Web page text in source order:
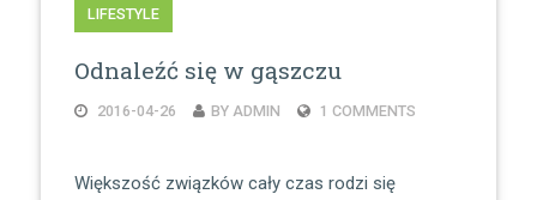
LIFESTYLE
Odnaleźć się w gąszczu
2016-04-26 BY ADMIN 1 COMMENTS
Większość związków cały czas rodzi się